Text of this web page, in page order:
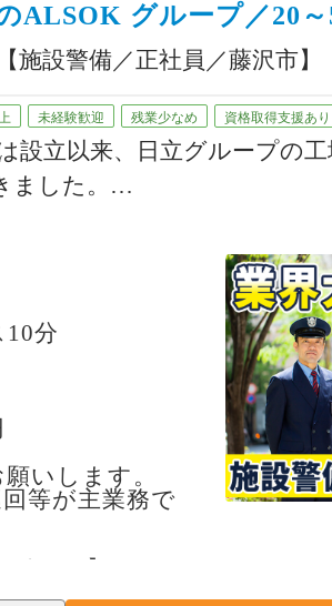
ト
の現場からスタ
ます。
ので、警備が初め
ます。
です。
ALSOK グループ／20～
設警備／正社員／藤沢市】
未経験歓迎 残業少なめ 資格取得支援あり
設立以来、日立グループの
した。
ており、長年の実績と安定
から警備員にチャレンジし
取れなかったため、将来を
十分とれるようになりまし
ージがありましたが、道案内
かされています。
分
いします。
等が主業務で
ので、安心して